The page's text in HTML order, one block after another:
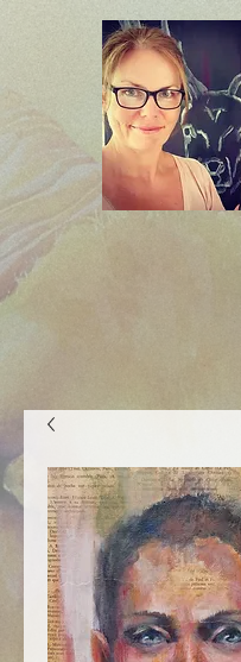
Jyttes Galley. Art for
sale. Online gallery.
Jyttes Galleri. Kunst
til salgs. Nettgalleri.
Jytte Kristin Eikenes.
Høyanger